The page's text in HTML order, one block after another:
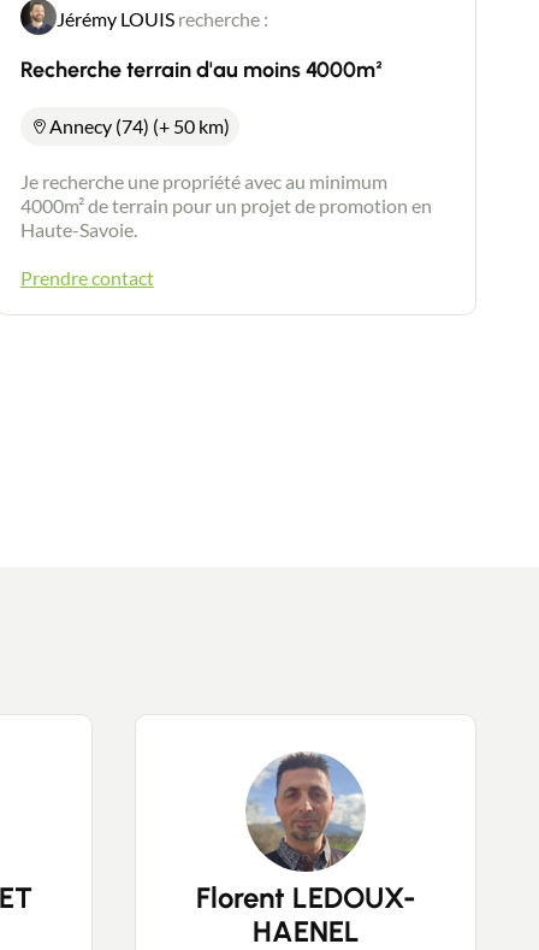
Jérémy LOUISrecherche :
Recherche terrain d'au moins 4000m²
Annecy (74) (+ 50 km)
Je recherche une propriété avec au minimum
4000m² de terrain pour un projet de promotion en
Haute-Savoie.
Prendre contact
Florent LEDOUX-
HAENEL